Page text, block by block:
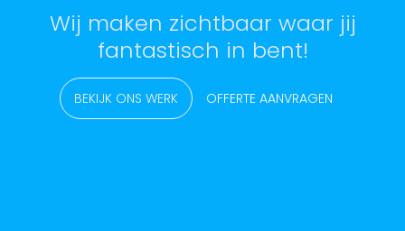
Wij maken zichtbaar waar jij
fantastisch in bent!
BEKIJK ONS WERK OFFERTE AANVRAGEN